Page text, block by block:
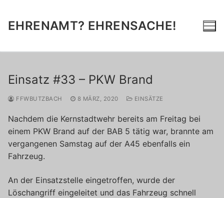
springen
EHRENAMT? EHRENSACHE!
Einsatz #33 – PKW Brand
FFWBUTZBACH 8 MÄRZ, 2020 EINSÄTZE
Nachdem die Kernstadtwehr bereits am Freitag bei
einem PKW Brand auf der BAB 5 tätig war, brannte am
vergangenen Samstag auf der A45 ebenfalls ein
Fahrzeug.
An der Einsatzstelle eingetroffen, wurde der
Löschangriff eingeleitet und das Fahrzeug schnell